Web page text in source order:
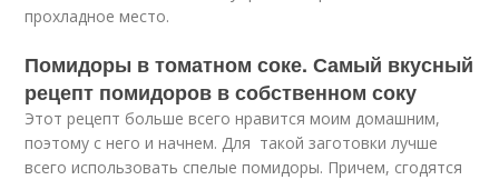
прохладное место.
Помидоры в томатном соке. Самый вкусный
рецепт помидоров в собственном соку
Этот рецепт больше всего нравится моим домашним,
поэтому с него и начнем. Для такой заготовки лучше
всего использовать спелые помидоры. Причем, сгодятся